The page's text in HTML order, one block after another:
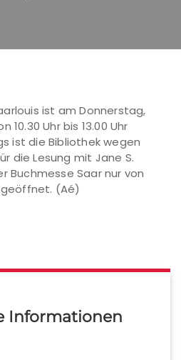
ist am Donnerstag,
10.30 Uhr bis 13.00 Uhr
ist die Bibliothek wegen
die Lesung mit Jane S.
Buchmesse Saar nur von
geöffnet. (Aé)
Informationen